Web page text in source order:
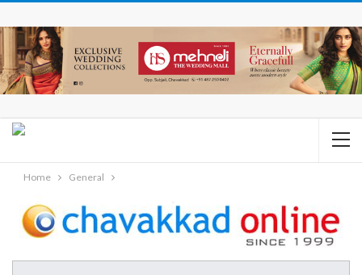
Home General